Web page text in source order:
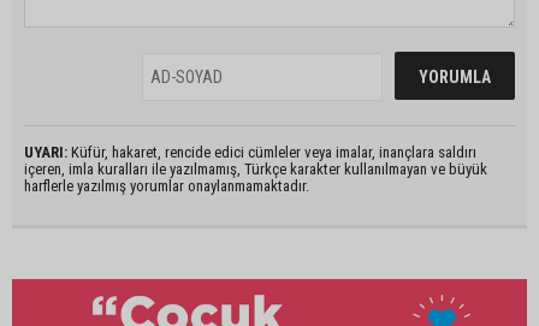
UYARI: Küfür, hakaret, rencide edici cümleler veya imalar, inançlara saldırı
içeren, imla kuralları ile yazılmamış, Türkçe karakter kullanılmayan ve büyük
harflerle yazılmış yorumlar onaylanmamaktadır.